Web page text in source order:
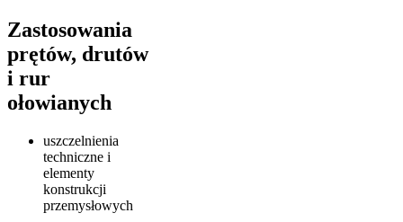
Zastosowania
prętów, drutów
i rur
ołowianych
uszczelnienia
techniczne i
elementy
konstrukcji
przemysłowych